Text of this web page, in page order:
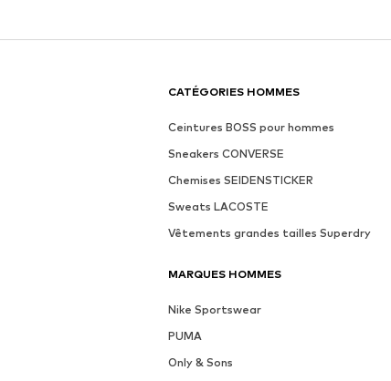
CATÉGORIES HOMMES
Ceintures BOSS pour hommes
Sneakers CONVERSE
Chemises SEIDENSTICKER
Sweats LACOSTE
Vêtements grandes tailles Superdry
MARQUES HOMMES
Nike Sportswear
PUMA
Only & Sons